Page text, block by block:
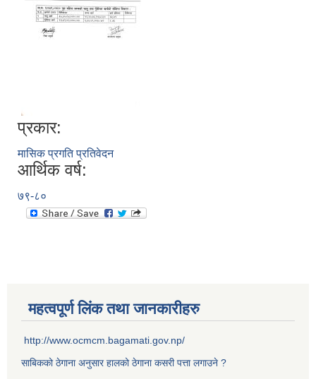
प्रकार:
मासिक प्रगति प्रतिवेदन
आर्थिक वर्ष:
७९-८०
महत्वपूर्ण लिंक तथा जानकारीहरु
http://www.ocmcm.bagamati.gov.np/
साबिकको ठेगाना अनुसार हालको ठेगाना कसरी पत्ता लगाउने ?